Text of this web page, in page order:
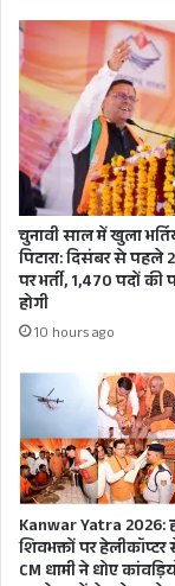
हो
पुष्टि.
तक
हो
तक
266
की
बजाय
सभी
जिलों
मे
कराई
जाए
जून
मध्य
तक
परीक्षा
चुनावी साल में खुला
पिटारा: दिसंबर से पहले
पर भर्ती, 1,470 पदों की
होगी
10 hours ago
Kanwar Yatra 2026:
शिवभक्तों पर हेलीकॉप्टर
CM धामी ने धोए